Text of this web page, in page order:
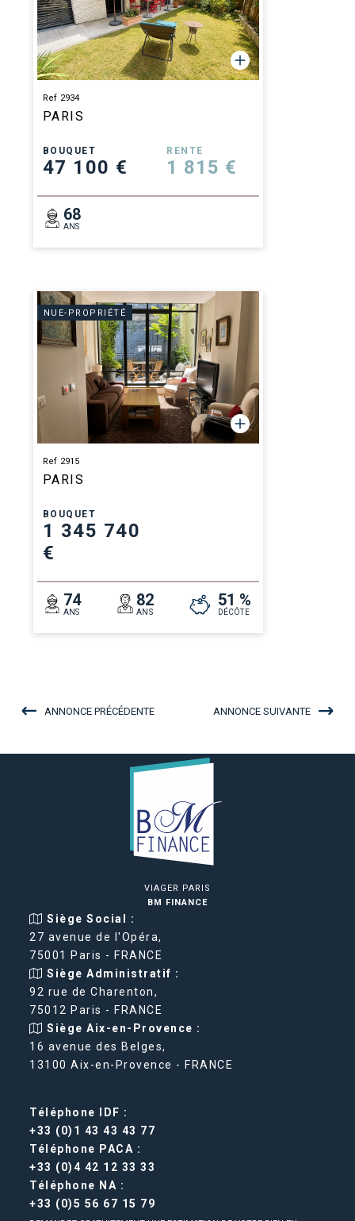
Ref 2934
PARIS
BOUQUET
47 100 €
RENTE
1 815 €
68
ANS
NUE-PROPRIÉTÉ
Ref 2915
PARIS
BOUQUET
1 345 740
€
74
ANS
82
ANS
51 %
DÉCÔTE
ANNONCE PRÉCÉDENTE ANNONCE SUIVANTE
VIAGER PARIS
BM FINANCE
Siège Social :
27 avenue de l'Opéra,
75001 Paris - FRANCE
Siège Administratif :
92 rue de Charenton,
75012 Paris - FRANCE
Siège Aix-en-Provence :
16 avenue des Belges,
13100 Aix-en-Provence - FRANCE
Téléphone IDF :
+33 (0)1 43 43 43 77
Téléphone PACA :
+33 (0)4 42 12 33 33
Téléphone NA :
+33 (0)5 56 67 15 79